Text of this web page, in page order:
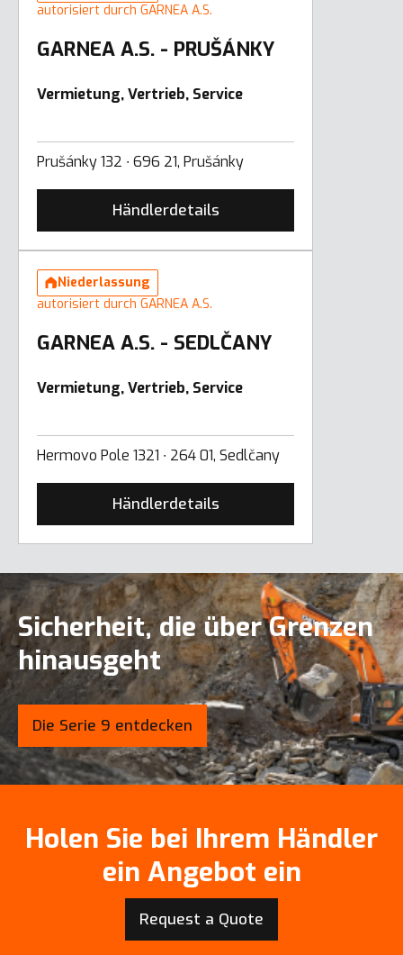
autorisiert durch GARNEA A.S.
GARNEA A.S. - PRUŠÁNKY
Vermietung, Vertrieb, Service
Prušánky 132 ∙ 696 21, Prušánky
Händlerdetails
Niederlassung
autorisiert durch GARNEA A.S.
GARNEA A.S. - SEDLČANY
Vermietung, Vertrieb, Service
Hermovo Pole 1321 ∙ 264 01, Sedlčany
Händlerdetails
Sicherheit, die über Grenzen
hinausgeht
Die Serie 9 entdecken
Holen Sie bei Ihrem Händler
ein Angebot ein
Request a Quote